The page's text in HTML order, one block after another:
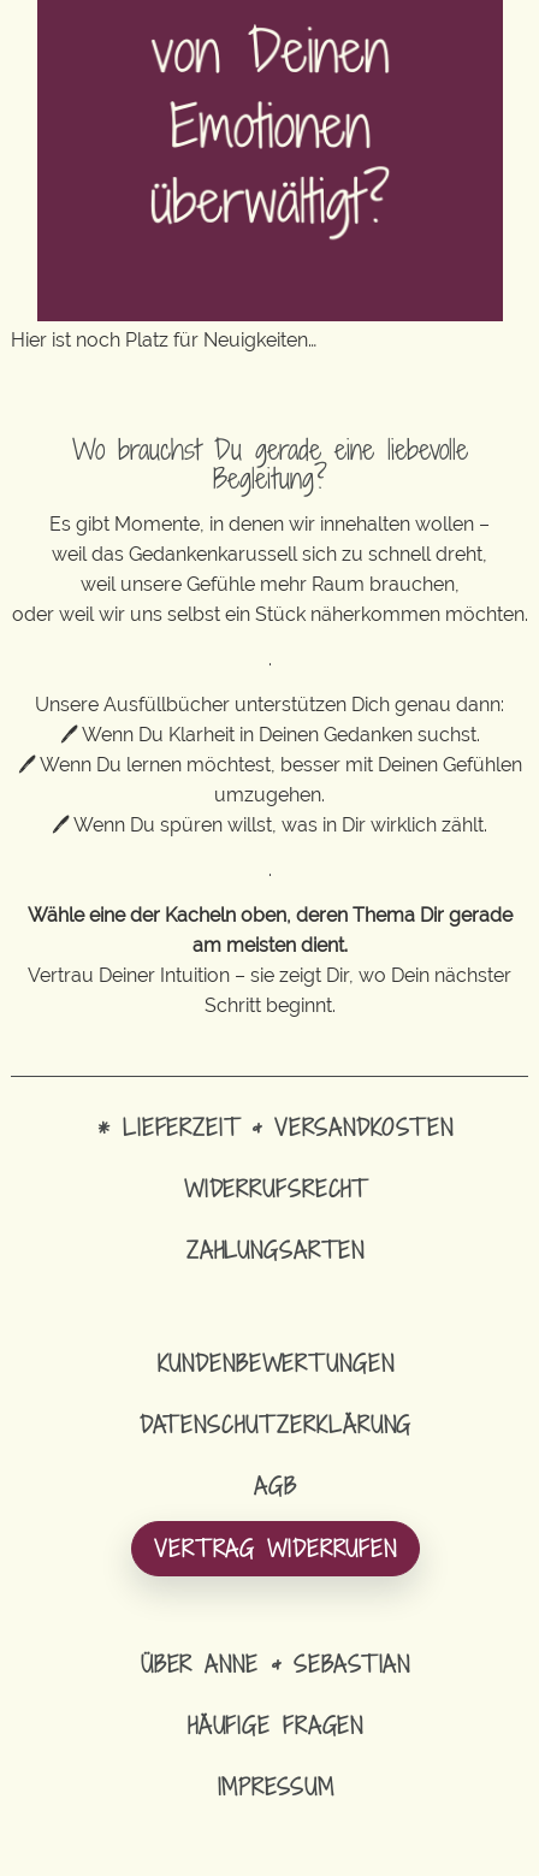
Hier ist noch Platz für Neuigkeiten…
Wo brauchst Du gerade eine liebevolle
Begleitung?
Es gibt Momente, in denen wir innehalten wollen –
weil das Gedankenkarussell sich zu schnell dreht,
weil unsere Gefühle mehr Raum brauchen,
oder weil wir uns selbst ein Stück näherkommen möchten.
.
Unsere Ausfüllbücher unterstützen Dich genau dann:
🖊 Wenn Du Klarheit in Deinen Gedanken suchst.
🖊 Wenn Du lernen möchtest, besser mit Deinen Gefühlen
umzugehen.
🖊 Wenn Du spüren willst, was in Dir wirklich zählt.
.
Wähle eine der Kacheln oben, deren Thema Dir gerade
am meisten dient.
Vertrau Deiner Intuition – sie zeigt Dir, wo Dein nächster
Schritt beginnt.
* LIEFERZEIT & VERSANDKOSTEN
WIDERRUFSRECHT
ZAHLUNGSARTEN
KUNDENBEWERTUNGEN
DATENSCHUTZERKLÄRUNG
AGB
VERTRAG WIDERRUFEN
ÜBER ANNE & SEBASTIAN
HÄUFIGE FRAGEN
IMPRESSUM